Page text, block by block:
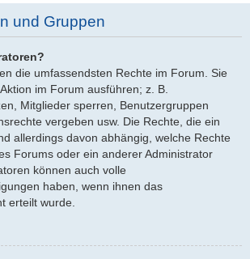
und Gruppen
die umfassendsten Rechte im Forum. Sie
im Forum ausführen; z. B.
Mitglieder sperren, Benutzergruppen
vergeben usw. Die Rechte, die ein
allerdings davon abhängig, welche Rechte
Forums oder ein anderer Administrator
können auch volle
haben, wenn ihnen das
erteilt wurde.